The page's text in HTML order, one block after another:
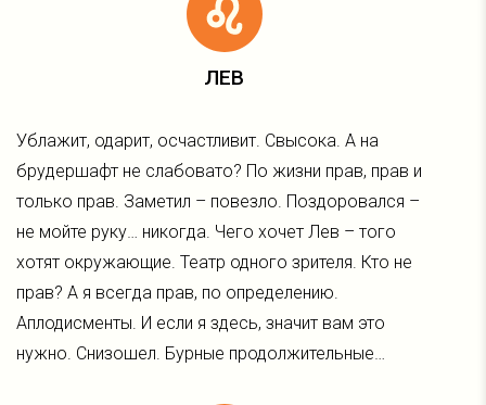
ЛЕВ
Ублажит, одарит, осчастливит. Свысока. А на
брудершафт не слабовато? По жизни прав, прав и
только прав. Заметил – повезло. Поздоровался –
не мойте руку… никогда. Чего хочет Лев – того
хотят окружающие. Театр одного зрителя. Кто не
прав? А я всегда прав, по определению.
Аплодисменты. И если я здесь, значит вам это
нужно. Снизошел. Бурные продолжительные…